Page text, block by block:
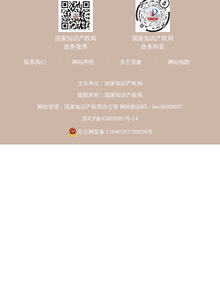
国家知识产权局
政务微博
国家知识产权局
政务抖音
联系我们 网站声明 关于局徽 网站地图
主办单位：国家知识产权局
版权所有：国家知识产权局
网站管理：国家知识产权局办公室 网站标识码：bm38000007
京ICP备05069085号-14
京公网安备 11040102700058号